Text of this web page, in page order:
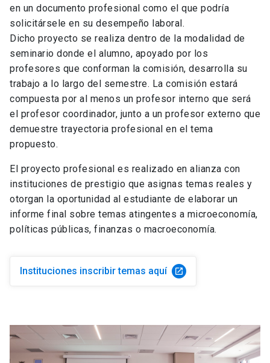
2° Semestre (40 Créditos)
Optativo
10 Créditos
10 Créditos
10 Créditos
Optativo
10 Créditos
2° Semestre (40 Créditos)
Optativo de mención
Optativo de mención
10 Créditos
Optativo
10 Créditos
Optativo de mención
10 Créditos
Optativo de mención
Optativo
Mercados Financieros
10 Créditos
Optativo
10 Créditos
2° Semestre (40 Créditos)
Optativo de mención
en un documento profesional como el que podría
solicitársele en su desempeño laboral.
Dicho proyecto se realiza dentro de la modalidad de
seminario donde el alumno, apoyado por los
profesores que conforman la comisión, desarrolla su
trabajo a lo largo del semestre. La comisión estará
compuesta por al menos un profesor interno que será
el profesor coordinador, junto a un profesor externo que
demuestre trayectoria profesional en el tema
propuesto.
El proyecto profesional es realizado en alianza con
instituciones de prestigio que asignas temas reales y
otorgan la oportunidad al estudiante de elaborar un
informe final sobre temas atingentes a microeconomía,
políticas públicas, finanzas o macroeconomía.
Instituciones inscribir temas aquí launch